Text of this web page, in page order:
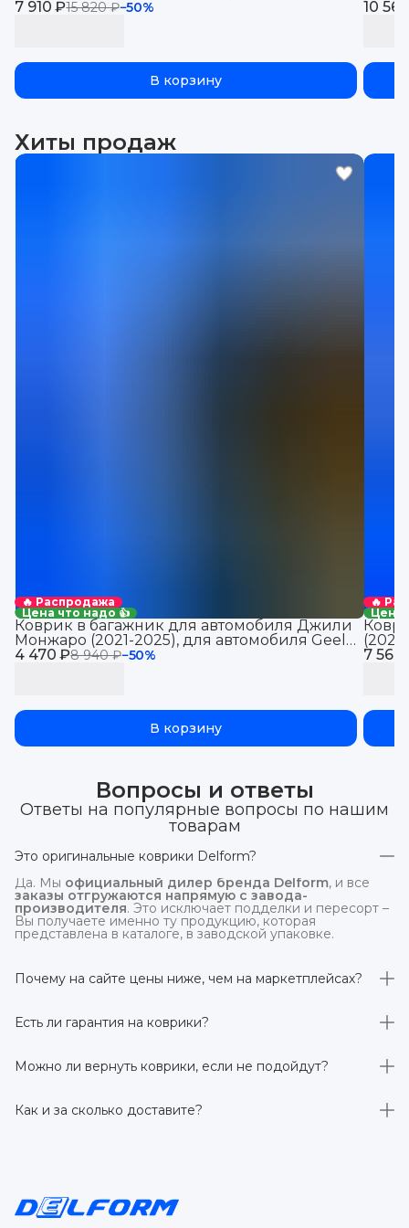
7 910 ₽15 820 ₽−50%
eva
В корзину
10
Хиты продаж
🔥 Распродажа
Цена что надо 👍
4 470 ₽8 940 ₽−50%
Коврик в багажник для автомобиля Джили
Монжаро (2021-2025), для автомобиля Geely
Monjaro, EVA 3D
В корзину
🔥
Цена
7 560
Вопросы и ответы
Ответы на популярные вопросы по нашим
товарам
Это оригинальные коврики Delform?
Да. Мы официальный дилер бренда Delform, и все
заказы отгружаются напрямую с завода-
производителя. Это исключает подделки и пересорт –
Вы получаете именно ту продукцию, которая
представлена в каталоге, в заводской упаковке.
Почему на сайте цены ниже, чем на маркетплейсах?
отгрузка идётнапрямую со склада производителя
без посредников.
Есть ли гарантия на коврики?
производителя 3 года. Если в течение этого срока
обнаружится производственный дефект – заменим
Можно ли вернуть коврики, если не подойдут?
заказанного дистанционно,без объяснения причин –
при условии сохранения товарного вида. Если коврик не
Как и за сколько доставите?